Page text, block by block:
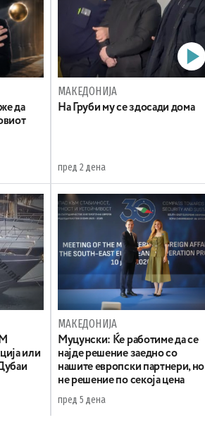
да
МАКЕДОНИЈА
На Груби му се здосади дома
пред 2 дена
или
МАКЕДОНИЈА
Муцунски: Ќе работиме да се
најде решение заедно со
нашите европски партнери, но
не решение по секоја цена
пред 5 дена